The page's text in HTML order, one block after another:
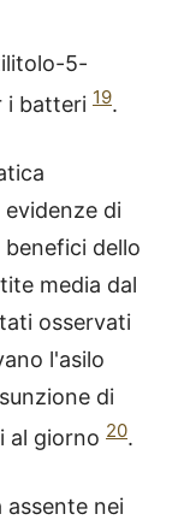
5-
i batteri 19.
evidenze di
dello
media dal
osservati
l'asilo
di
al giorno 20.
assente nei